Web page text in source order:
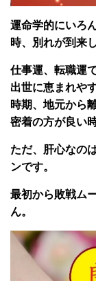
運命学的にいろ
時、別れが到来
仕事運、転職運
出世に恵まれや
時期、地元から
密着の方が良い
ただ、肝心なの
ンです。
最初から敗戦ム
ん。